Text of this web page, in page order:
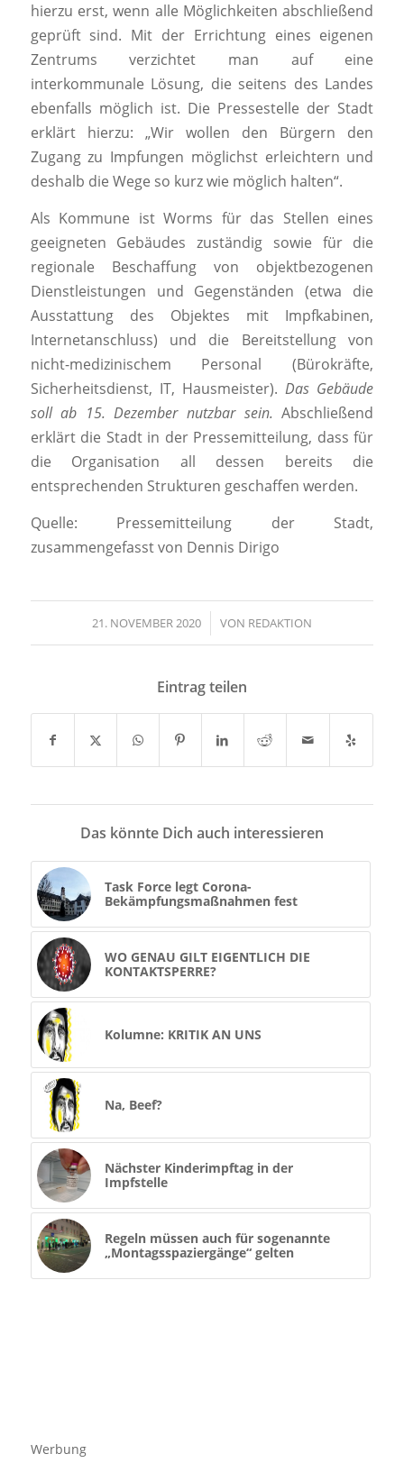
hierzu erst, wenn alle Möglichkeiten abschließend
geprüft sind. Mit der Errichtung eines eigenen
Zentrums verzichtet man auf eine
interkommunale Lösung, die seitens des Landes
ebenfalls möglich ist. Die Pressestelle der Stadt
erklärt hierzu: „Wir wollen den Bürgern den
Zugang zu Impfungen möglichst erleichtern und
deshalb die Wege so kurz wie möglich halten“.
Als Kommune ist Worms für das Stellen eines
geeigneten Gebäudes zuständig sowie für die
regionale Beschaffung von objektbezogenen
Dienstleistungen und Gegenständen (etwa die
Ausstattung des Objektes mit Impfkabinen,
Internetanschluss) und die Bereitstellung von
nicht-medizinischem Personal (Bürokräfte,
Sicherheitsdienst, IT, Hausmeister).Das Gebäude
soll ab 15. Dezember nutzbar sein.Abschließend
erklärt die Stadt in der Pressemitteilung, dass für
die Organisation all dessen bereits die
entsprechenden Strukturen geschaffen werden.
Quelle: Pressemitteilung der Stadt,
zusammengefasst von Dennis Dirigo
21. NOVEMBER 2020
/ VON REDAKTION
Eintrag teilen
Das könnte Dich auch interessieren
Task Force legt Corona-
Bekämpfungsmaßnahmen fest
WO GENAU GILT EIGENTLICH DIE
KONTAKTSPERRE?
Kolumne: KRITIK AN UNS
Na, Beef?
Nächster Kinderimpftag in der
Impfstelle
Regeln müssen auch für sogenannte
„Montagsspaziergänge“ gelten
Werbung